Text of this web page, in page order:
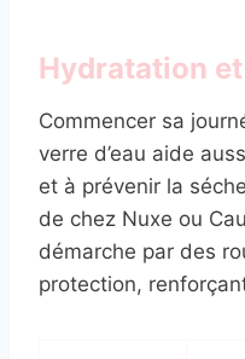
Hydratation
Commencer sa
verre d’eau aide
et à prévenir la
de chez Nuxe ou
démarche par des
protection,